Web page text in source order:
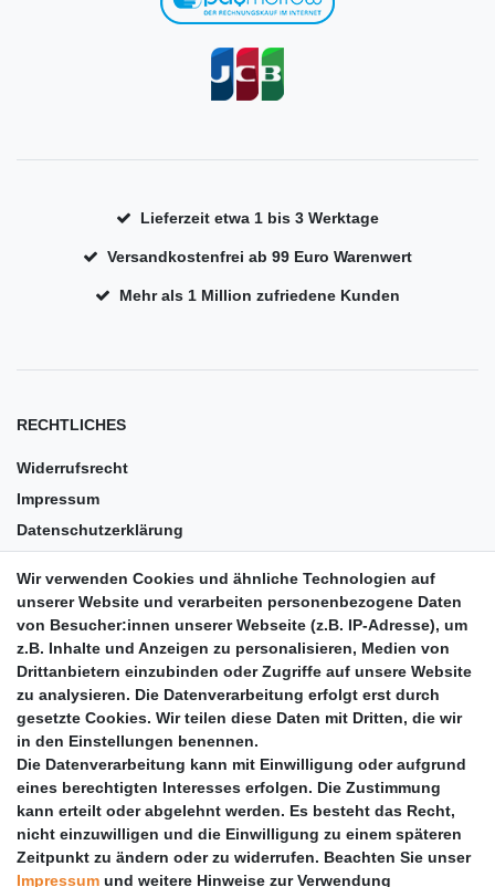
Lieferzeit etwa 1 bis 3 Werktage
Versandkostenfrei ab 99 Euro Warenwert
Mehr als 1 Million zufriedene Kunden
RECHTLICHES
Widerrufsrecht
Impressum
Datenschutzerklärung
Barrierefreiheit
Anleitungen
Vertrag widerrufen
PARTNER
DHL
GLS
PaketPLUS
Wir verwenden Cookies und ähnliche Technologien auf
unserer Website und verarbeiten personenbezogene Daten
von Besucher:innen unserer Webseite (z.B. IP-Adresse), um
z.B. Inhalte und Anzeigen zu personalisieren, Medien von
Drittanbietern einzubinden oder Zugriffe auf unsere Website
zu analysieren. Die Datenverarbeitung erfolgt erst durch
gesetzte Cookies. Wir teilen diese Daten mit Dritten, die wir
in den Einstellungen benennen.
Die Datenverarbeitung kann mit Einwilligung oder aufgrund
eines berechtigten Interesses erfolgen. Die Zustimmung
kann erteilt oder abgelehnt werden. Es besteht das Recht,
nicht einzuwilligen und die Einwilligung zu einem späteren
Zeitpunkt zu ändern oder zu widerrufen. Beachten Sie unser
Impressum und weitere Hinweise zur Verwendung